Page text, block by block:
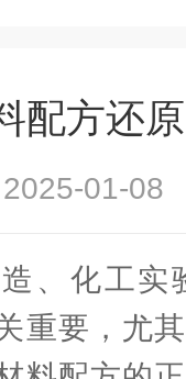
配方还
2025-01-
化工实
重要，尤